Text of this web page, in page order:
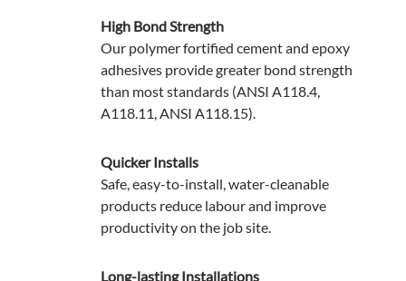
High Bond Strength
Our polymer fortified cement and epoxy
adhesives provide greater bond strength
than most standards (ANSI A118.4,
A118.11, ANSI A118.15).
Quicker Installs
Safe, easy-to-install, water-cleanable
products reduce labour and improve
productivity on the job site.
Long-lasting Installations